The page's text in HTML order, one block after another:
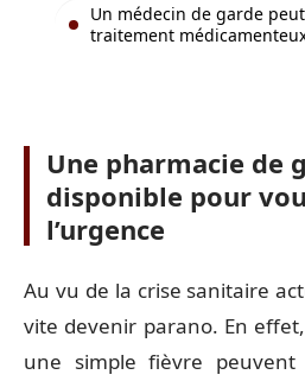
Un médecin de garde
traitement
Une pharmacie de
disponible pour
l’urgence
Au vu de la crise sanitaire
vite devenir parano. En
une simple fièvre